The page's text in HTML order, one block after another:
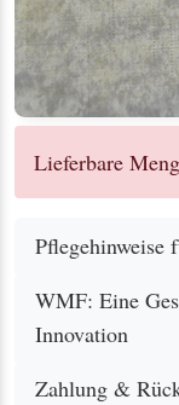
Lieferbare
Pflegehinweise
WMF: Eine
Innovation
Zahlung &